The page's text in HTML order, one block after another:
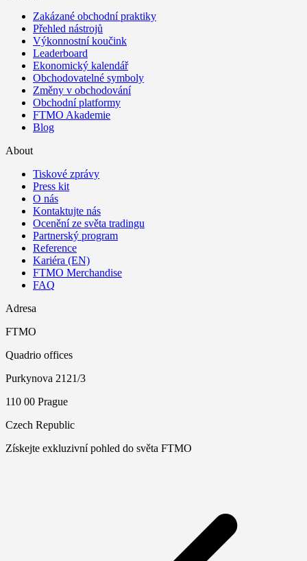
Zakázané obchodní praktiky
Přehled nástrojů
Výkonnostní koučink
Leaderboard
Ekonomický kalendář
Obchodovatelné symboly
Změny v obchodování
Obchodní platformy
FTMO Akademie
Blog
About
Tiskové zprávy
Press kit
O nás
Kontaktujte nás
Ocenění ze světa tradingu
Partnerský program
Reference
Kariéra (EN)
FTMO Merchandise
FAQ
Adresa
FTMO
Quadrio offices
Purkynova 2121/3
110 00 Prague
Czech Republic
Získejte exkluzivní pohled do světa FTMO